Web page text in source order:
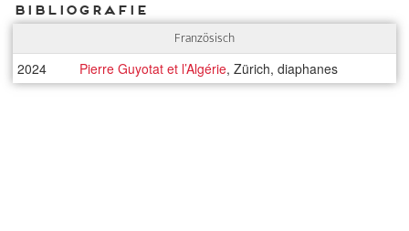
Bibliografie
Französisch
2024 Pierre Guyotat et l’Algérie, Zürich, diaphanes